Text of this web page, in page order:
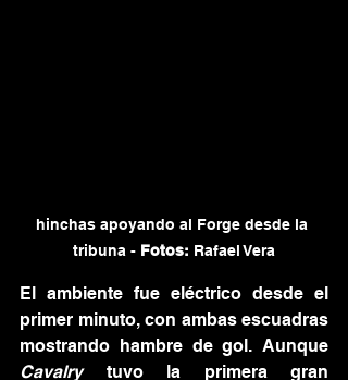
hinchas apoyando al Forge desde la
tribuna - Fotos: Rafael Vera
El ambiente fue eléctrico desde el
primer minuto, con ambas escuadras
Cavalry tuvo la primera gran